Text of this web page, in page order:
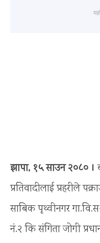
झापा, १५ साउन २०८० ।
प्रतिवादीलाई प्रहरीले
साबिक पृथ्वीनगर
नं.२ कि संगिता जोगी